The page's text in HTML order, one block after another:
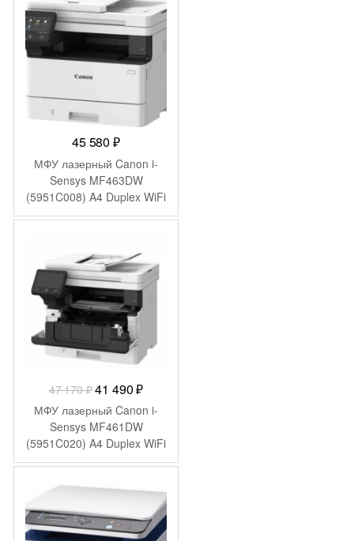
45 580₽
МФУ лазерный Canon i-
Sensys MF463DW
(5951C008) A4 Duplex WiFi
белый
47 170₽Первоначальная
цена
составляла
47
170 ₽.
41 490₽Текущая
цена:
41
490 ₽.
МФУ лазерный Canon i-
Sensys MF461DW
(5951C020) A4 Duplex WiFi
белый